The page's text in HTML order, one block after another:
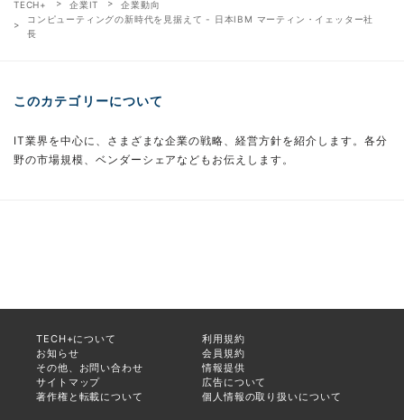
TECH+ 企業IT
企業動向
コンピューティングの新時代を見据えて - 日本IBM マーティン・イェッター社
長
このカテゴリーについて
IT業界を中心に、さまざまな企業の戦略、経営方針を紹介します。各分
野の市場規模、ベンダーシェアなどもお伝えします。
TECH+について
利用規約
お知らせ
会員規約
その他、お問い合わせ
情報提供
サイトマップ
広告について
著作権と転載について
個人情報の取り扱いについて